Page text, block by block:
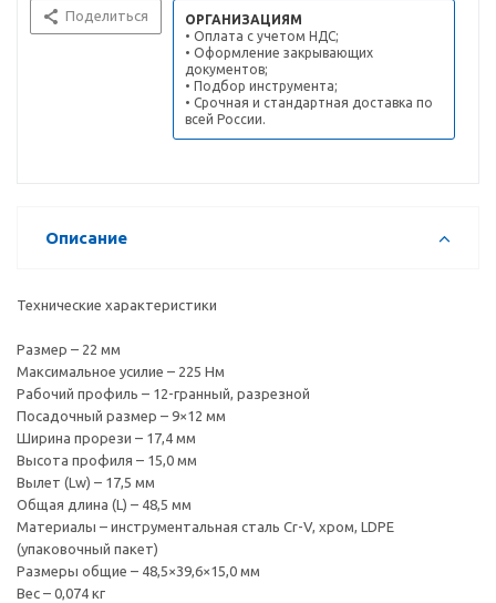
Поделиться
ОРГАНИЗАЦИЯМ
• Оплата с учетом НДС;
• Оформление закрывающих
документов;
• Подбор инструмента;
• Срочная и стандартная доставка по
всей России.
Описание
Технические характеристики
Размер – 22 мм
Максимальное усилие – 225 Нм
Рабочий профиль – 12-гранный, разрезной
Посадочный размер – 9×12 мм
Ширина прорези – 17,4 мм
Высота профиля – 15,0 мм
Вылет (Lw) – 17,5 мм
Общая длина (L) – 48,5 мм
Материалы – инструментальная сталь Cr-V, хром, LDPE
(упаковочный пакет)
Размеры общие – 48,5×39,6×15,0 мм
Вес – 0,074 кг